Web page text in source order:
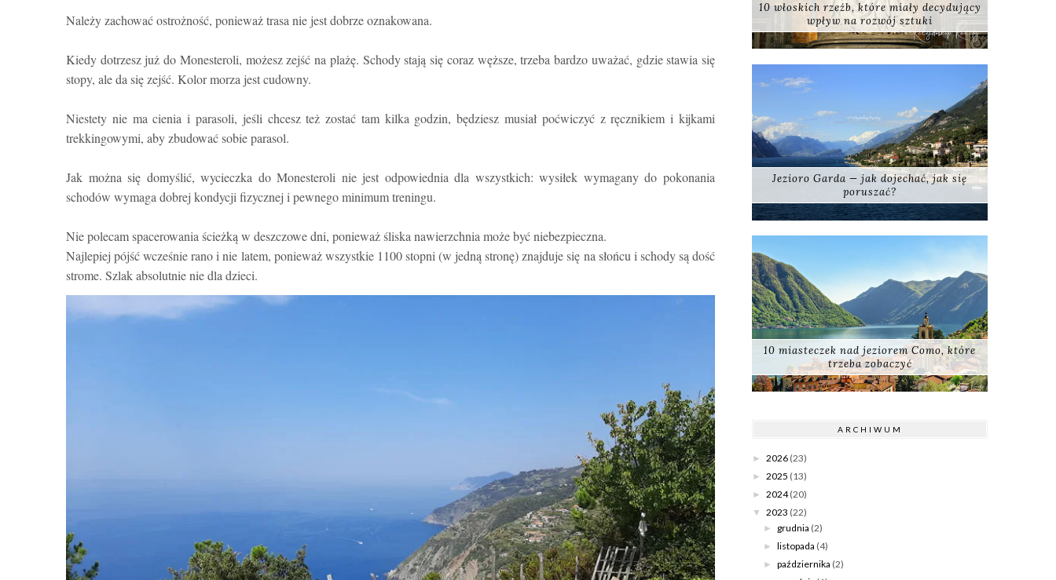
Należy zachować ostrożność, ponieważ trasa nie jest dobrze oznakowana.
Kiedy dotrzesz już do Monesteroli, możesz zejść na plażę. Schody stają się coraz węższe, trzeba bardzo uważać, gdzie stawia się
stopy, ale da się zejść. Kolor morza jest cudowny.
Niestety nie ma cienia i parasoli, jeśli chcesz też zostać tam kilka godzin, będziesz musiał poćwiczyć z ręcznikiem i kijkami
trekkingowymi, aby zbudować sobie parasol.
Jak można się domyślić, wycieczka do Monesteroli nie jest odpowiednia dla wszystkich: wysiłek wymagany do pokonania
schodów wymaga dobrej kondycji fizycznej i pewnego minimum treningu.
Nie polecam spacerowania ścieżką w deszczowe dni, ponieważ śliska nawierzchnia może być niebezpieczna.
Najlepiej pójść wcześnie rano i nie latem, ponieważ wszystkie 1100 stopni (w jedną stronę) znajduje się na słońcu i schody są dość
strome. Szlak absolutnie nie dla dzieci.
10 włoskich rzeźb, które miały decydujący
wpływ na rozwój sztuki
Jezioro Garda — jak dojechać, jak się
poruszać?
10 miasteczek nad jeziorem Como, które
trzeba zobaczyć
ARCHIWUM
► 2026 (23)
► 2025 (13)
► 2024 (20)
▼ 2023 (22)
► grudnia (2)
► listopada (4)
►października (2)